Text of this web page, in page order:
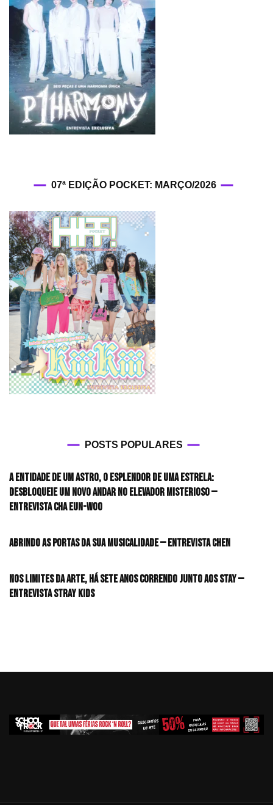
07ª EDIÇÃO POCKET: MARÇO/2026
POSTS POPULARES
A entidade de um astro, o esplendor de uma estrela:
desbloqueie um novo andar no elevador misterioso —
Entrevista CHA EUN-WOO
Abrindo as portas da sua musicalidade — Entrevista CHEN
Nos limites da arte, há sete anos correndo junto aos STAY —
Entrevista Stray Kids